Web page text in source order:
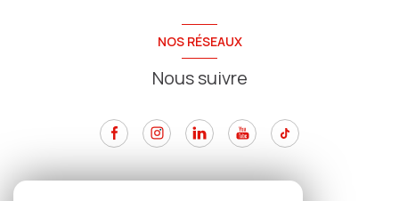
NOS RÉSEAUX
Nous suivre